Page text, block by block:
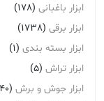
ابزار باغبانی (178)
ابزار برقی (1738)
ابزار بسته بندی (1)
ابزار تراش (5)
ابزار جوش و برش (40)